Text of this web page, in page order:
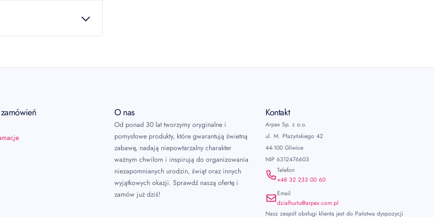
O nas
Od ponad 30 lat tworzymy oryginalne i
pomysłowe produkty, które gwarantują świetną
zabawę, nadają niepowtarzalny charakter
ważnym chwilom i inspirują do organizowania
niezapomnianych urodzin, świąt oraz innych
wyjątkowych okazji. Sprawdź naszą ofertę i
zamów już dziś!
Kontakt
Arpex Sp. z o.o.
ul. M. Płażyńskiego 42
44-100 Gliwice
NIP 6312476603
Telefon
+48 32 233 00 60
Email
dzialhurtu@arpex.com.pl
Nasz zespół obsługi klienta jest do Państwa dyspozycji